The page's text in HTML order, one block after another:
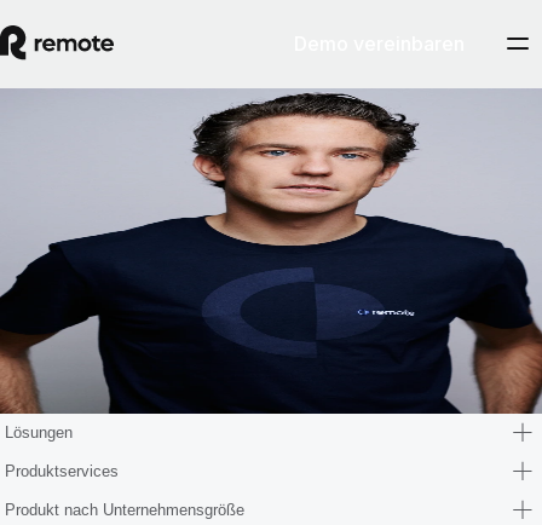
Roderick van Vliet
Roderick war früher Chief Risk Officer bei Remote und leitete in
dieser Position ein wachsendes internationales Team aus Expert:innen
für Rechtsfragen. Er begann seine Karriere im Strafrecht. Nach der
weltweiten Finanzkrise wechselte er zu EY und beriet weltweit
führende Finanzinstitute und Banken zum neuen (europäischen)
Aufsichtsrecht sowie zu Rechtskonformität und Risikomanagement.
Lösungen
Produktservices
Produkt nach Unternehmensgröße